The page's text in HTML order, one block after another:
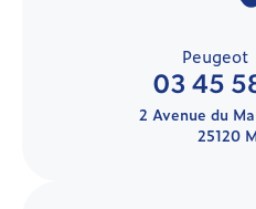
Peugeot
03 45
2 Avenue du
25120